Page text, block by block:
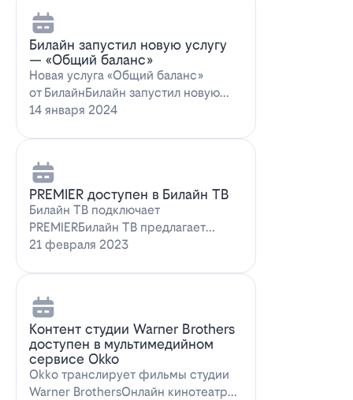
Билайн запустил новую услугу
— «Общий баланс»
Новая услуга «Общий баланс»
от БилайнБилайн запустил новую
услугу – "Общий баланс"…
14 января 2024
PREMIER доступен в Билайн ТВ
Билайн ТВ подключает
PREMIERБилайн ТВ предлагает
подписку на PREMIER. Всем
21 февраля 2023
Контент студии Warner Brothers
доступен в мультимедийном
сервисе Okko
Okko транслирует фильмы студии
Warner BrothersОнлайн кинотеатр